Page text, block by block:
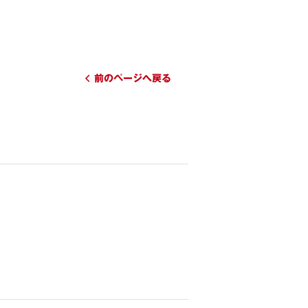
前のページへ戻る